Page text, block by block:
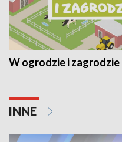
W ogrodzie i zagrodzie
INNE